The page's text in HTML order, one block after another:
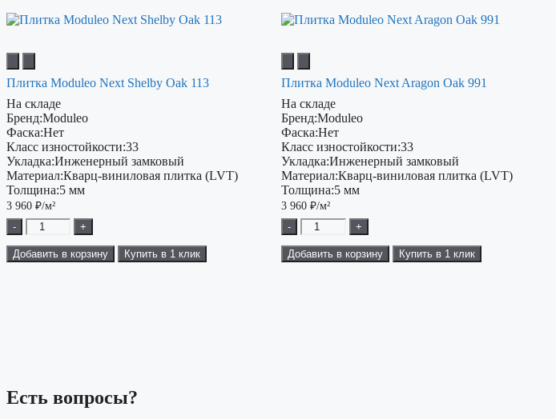
Плитка Moduleo Next Shelby Oak 113
На складе
Бренд:Moduleo
Фаска:Нет
Класс изностойкости:33
Укладка:Инженерный замковый
Материал:Кварц-виниловая плитка (LVT)
Толщина:5 мм
3 960 ₽/м²
-
+
Добавить в корзину Купить в 1 клик
Плитка Moduleo Next Aragon Oak 991
На складе
Бренд:Moduleo
Фаска:Нет
Класс изностойкости:33
Укладка:Инженерный замковый
Материал:Кварц-виниловая плитка (LVT)
Толщина:5 мм
3 960₽/м²
-
+
Добавить в корзину Купить в 1 клик
Есть вопросы?